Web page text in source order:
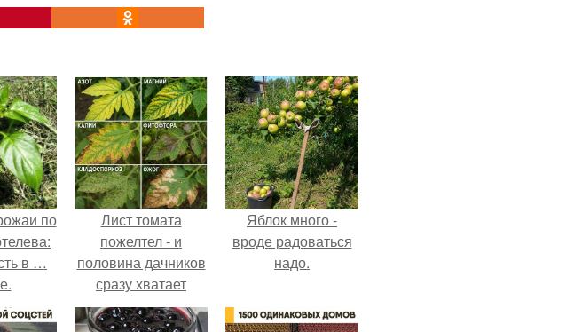
по
в …
Лист томата
пожелтел - и
половина дачников
сразу хватает
удобрение.
Яблок много -
вроде радоваться
надо.